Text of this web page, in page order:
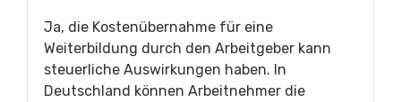
Ja, die Kostenübernahme für eine
Weiterbildung durch den Arbeitgeber kann
steuerliche Auswirkungen haben. In
Deutschland können Arbeitnehmer die